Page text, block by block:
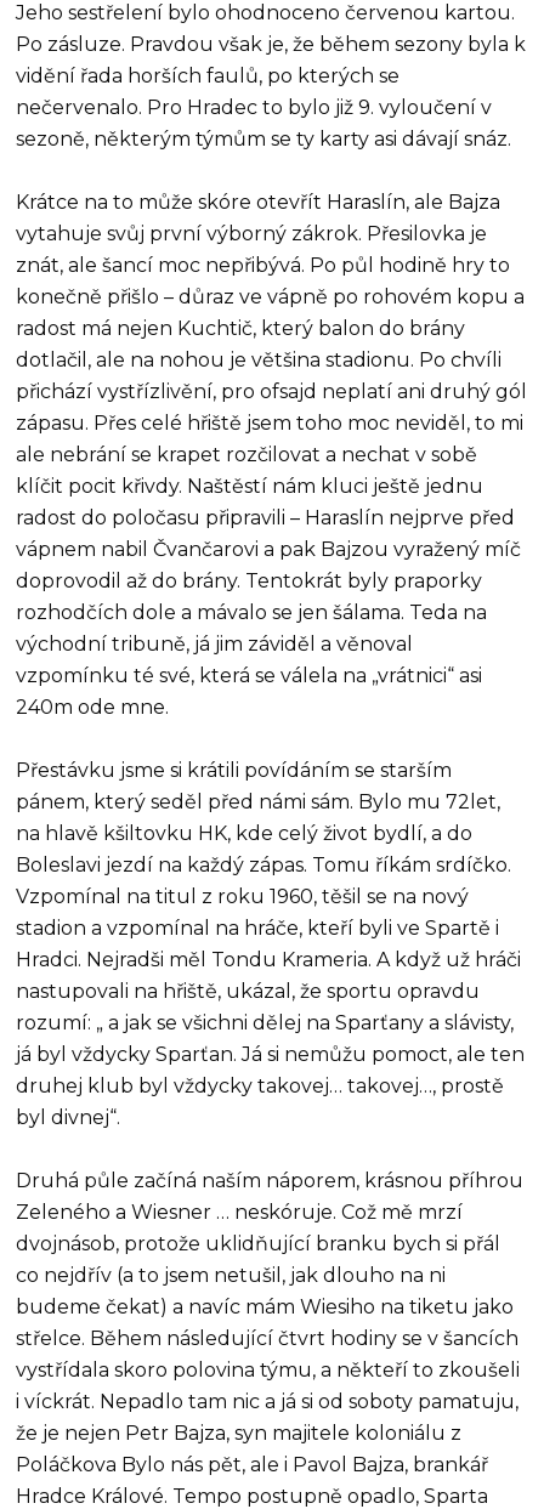
Jeho sestřelení bylo ohodnoceno červenou kartou.
Po zásluze. Pravdou však je, že během sezony byla k
vidění řada horších faulů, po kterých se
nečervenalo. Pro Hradec to bylo již 9. vyloučení v
sezoně, některým týmům se ty karty asi dávají snáz.
Krátce na to může skóre otevřít Haraslín, ale Bajza
vytahuje svůj první výborný zákrok. Přesilovka je
znát, ale šancí moc nepřibývá. Po půl hodině hry to
konečně přišlo – důraz ve vápně po rohovém kopu a
radost má nejen Kuchtič, který balon do brány
dotlačil, ale na nohou je většina stadionu. Po chvíli
přichází vystřízlivění, pro ofsajd neplatí ani druhý gól
zápasu. Přes celé hřiště jsem toho moc neviděl, to mi
ale nebrání se krapet rozčilovat a nechat v sobě
klíčit pocit křivdy. Naštěstí nám kluci ještě jednu
radost do poločasu připravili – Haraslín nejprve před
vápnem nabil Čvančarovi a pak Bajzou vyražený míč
doprovodil až do brány. Tentokrát byly praporky
rozhodčích dole a mávalo se jen šálama. Teda na
východní tribuně, já jim záviděl a věnoval
vzpomínku té své, která se válela na „vrátnici“ asi
240m ode mne.
Přestávku jsme si krátili povídáním se starším
pánem, který seděl před námi sám. Bylo mu 72let,
na hlavě kšiltovku HK, kde celý život bydlí, a do
Boleslavi jezdí na každý zápas. Tomu říkám srdíčko.
Vzpomínal na titul z roku 1960, těšil se na nový
stadion a vzpomínal na hráče, kteří byli ve Spartě i
Hradci. Nejradši měl Tondu Krameria. A když už hráči
nastupovali na hřiště, ukázal, že sportu opravdu
rozumí: „ a jak se všichni dělej na Sparťany a slávisty,
já byl vždycky Sparťan. Já si nemůžu pomoct, ale ten
druhej klub byl vždycky takovej… takovej…, prostě
byl divnej“.
Druhá půle začíná naším náporem, krásnou příhrou
Zeleného a Wiesner … neskóruje. Což mě mrzí
dvojnásob, protože uklidňující branku bych si přál
co nejdřív (a to jsem netušil, jak dlouho na ni
budeme čekat) a navíc mám Wiesiho na tiketu jako
střelce. Během následující čtvrt hodiny se v šancích
vystřídala skoro polovina týmu, a někteří to zkoušeli
i víckrát. Nepadlo tam nic a já si od soboty pamatuju,
že je nejen Petr Bajza, syn majitele koloniálu z
Poláčkova Bylo nás pět, ale i Pavol Bajza, brankář
Hradce Králové. Tempo postupně opadlo, Sparta